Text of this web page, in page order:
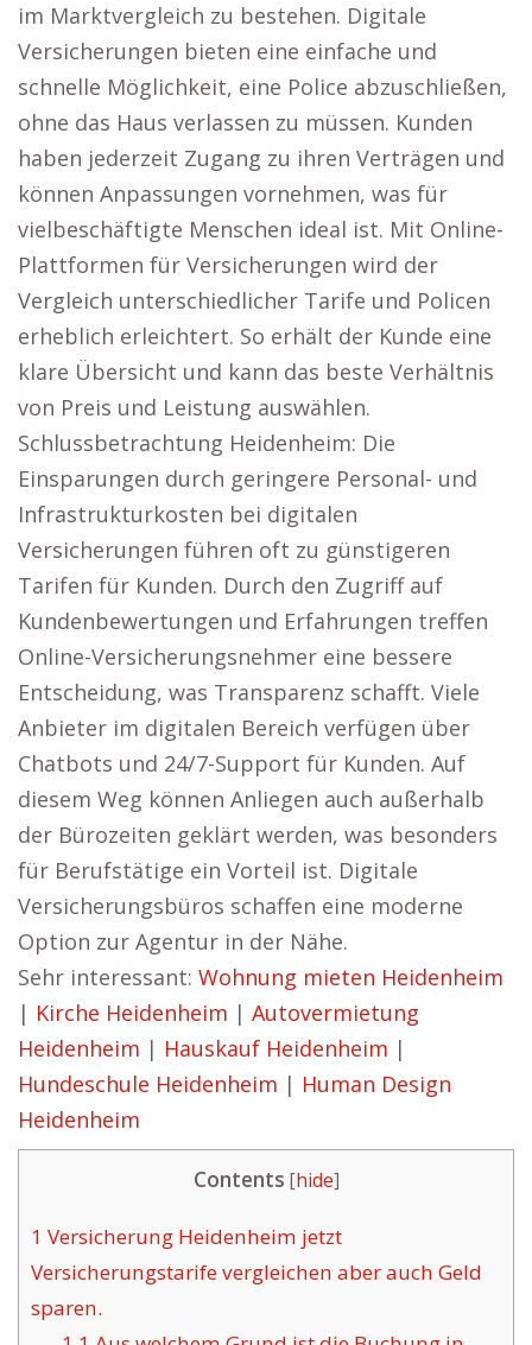
im Marktvergleich zu bestehen. Digitale
Versicherungen bieten eine einfache und
schnelle Möglichkeit, eine Police abzuschließen,
ohne das Haus verlassen zu müssen. Kunden
haben jederzeit Zugang zu ihren Verträgen und
können Anpassungen vornehmen, was für
vielbeschäftigte Menschen ideal ist. Mit Online-
Plattformen für Versicherungen wird der
Vergleich unterschiedlicher Tarife und Policen
erheblich erleichtert. So erhält der Kunde eine
klare Übersicht und kann das beste Verhältnis
von Preis und Leistung auswählen.
Schlussbetrachtung Heidenheim: Die
Einsparungen durch geringere Personal- und
Infrastrukturkosten bei digitalen
Versicherungen führen oft zu günstigeren
Tarifen für Kunden. Durch den Zugriff auf
Kundenbewertungen und Erfahrungen treffen
Online-Versicherungsnehmer eine bessere
Entscheidung, was Transparenz schafft. Viele
Anbieter im digitalen Bereich verfügen über
Chatbots und 24/7-Support für Kunden. Auf
diesem Weg können Anliegen auch außerhalb
der Bürozeiten geklärt werden, was besonders
für Berufstätige ein Vorteil ist. Digitale
Versicherungsbüros schaffen eine moderne
Option zur Agentur in der Nähe.
Sehr interessant: Wohnung mieten Heidenheim
| Kirche Heidenheim | Autovermietung
Heidenheim | Hauskauf Heidenheim |
Hundeschule Heidenheim | Human Design
Heidenheim
Contents [hide]
1 Versicherung Heidenheim jetzt
Versicherungstarife vergleichen aber auch Geld
sparen.